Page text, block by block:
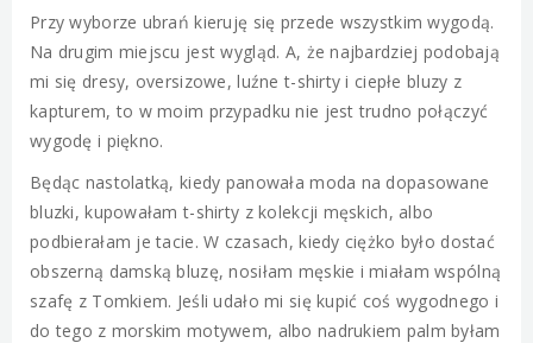
Przy wyborze ubrań kieruję się przede wszystkim wygodą.
Na drugim miejscu jest wygląd. A, że najbardziej podobają
mi się dresy, oversizowe, luźne t-shirty i ciepłe bluzy z
kapturem, to w moim przypadku nie jest trudno połączyć
wygodę i piękno.
Będąc nastolatką, kiedy panowała moda na dopasowane
bluzki, kupowałam t-shirty z kolekcji męskich, albo
podbierałam je tacie. W czasach, kiedy ciężko było dostać
obszerną damską bluzę, nosiłam męskie i miałam wspólną
szafę z Tomkiem. Jeśli udało mi się kupić coś wygodnego i
do tego z morskim motywem, albo nadrukiem palm byłam